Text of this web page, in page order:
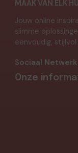
MAAK VAN ELK
Jouw online
slimme
eenvoudig,
Sociaal Netwerk
Onze